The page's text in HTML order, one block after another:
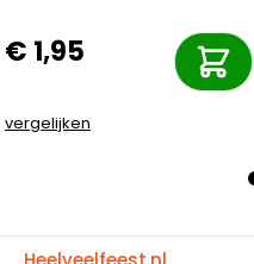
€ 1,95
vergelijken